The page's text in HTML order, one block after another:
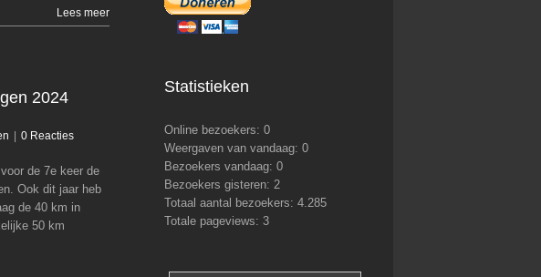
Lees meer
2024
2024
0 Reacties
de 7e keer de
Ook dit jaar heb
de 40 km in
50 km
Statistieken
Online bezoekers:0
Weergaven van vandaag:0
Bezoekers vandaag:0
Bezoekers gisteren: 2
Totaal aantal bezoekers:4.285
Totale pageviews:3